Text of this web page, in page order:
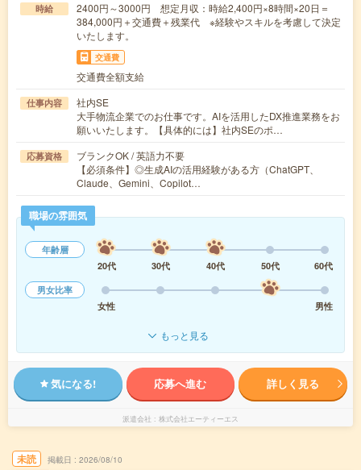
時給
2400円～3000円 想定月収：時給2,400円×8時間×20日＝
384,000円＋交通費＋残業代 ※経験やスキルを考慮して決定
いたします。
交通費
交通費全額支給
仕事内容
社内SE
大手物流企業でのお仕事です。AIを活用したDX推進業務をお
願いいたします。【具体的には】社内SEのポ…
応募資格
ブランクOK / 英語力不要
【必須条件】◎生成AIの活用経験がある方（ChatGPT、
Claude、Gemini、Copilot…
職場の雰囲気
年齢層
20代
30代 40代 50代
60代
男女比率
女性
男性
もっと見る
気になる! 応募へ進む 詳しく見る
派遣会社 株式会社エーティーエス
未読 掲載日 2026/08/10